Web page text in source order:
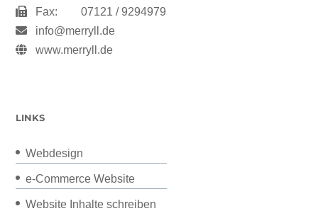
Fax:
07121 / 9294979
info@merryll.de
www.merryll.de
LINKS
Webdesign
e-Commerce Website
Website Inhalte schreiben